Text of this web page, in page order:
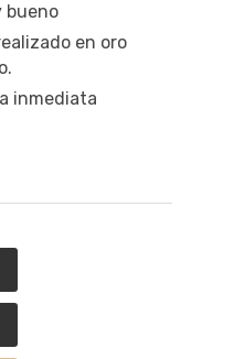
bueno
en oro
inmediata